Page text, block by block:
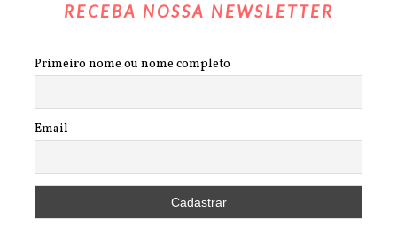
RECEBA NOSSA NEWSLETTER
Primeiro nome ou nome completo
Email